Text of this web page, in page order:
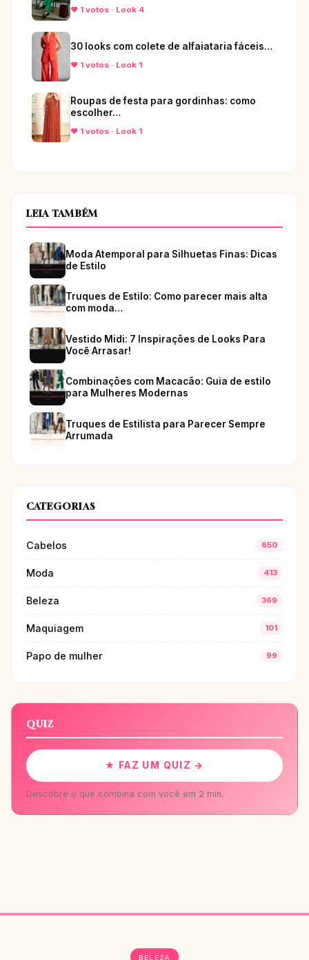
♥ 1 votos · Look 4
30 looks com colete de alfaiataria fáceis…
♥ 1 votos · Look 1
Roupas de festa para gordinhas: como
escolher…
♥ 1 votos · Look 1
LEIA TAMBÉM
Moda Atemporal para Silhuetas Finas: Dicas
de Estilo
Truques de Estilo: Como parecer mais alta
com moda…
Vestido Midi: 7 Inspirações de Looks Para
Você Arrasar!
Combinações com Macacão: Guia de estilo
para Mulheres Modernas
Truques de Estilista para Parecer Sempre
Arrumada
CATEGORIAS
Cabelos 650
Moda 413
Beleza 369
Maquiagem 101
Papo de mulher 99
QUIZ
★ FAZ UM QUIZ →
Descobre o que combina com você em 2 min.
BELEZA